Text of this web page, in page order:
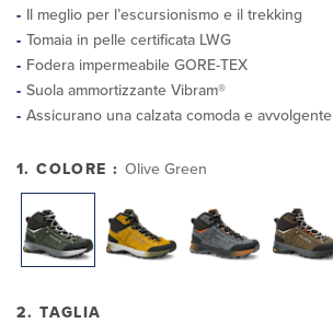
Il meglio per l’escursionismo e il trekking
Tomaia in pelle certificata LWG
Fodera impermeabile GORE-TEX
Suola ammortizzante Vibram®
Assicurano una calzata comoda e avvolgente
1. COLORE : Olive Green
2. TAGLIA